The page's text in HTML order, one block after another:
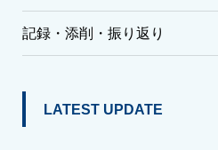
記録・添削・振り返り
LATEST UPDATE